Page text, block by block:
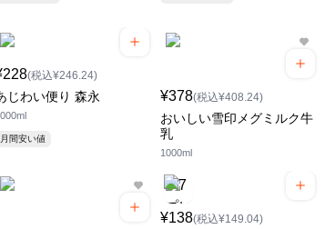
(税込¥246.24)
じわい便り 森永
月間安い値
¥378(税込¥408.24)
おいしい雪印メグミルク牛
乳
1000ml
¥138(税込¥149.04)